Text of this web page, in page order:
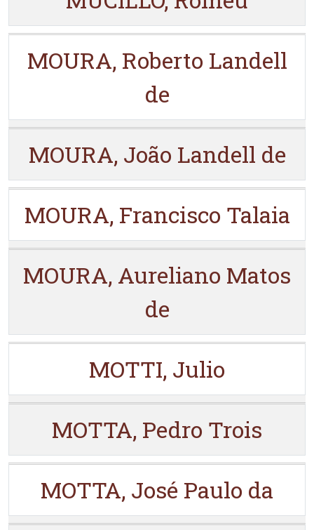
MOURA, Roberto Landell
de
MOURA, João Landell de
MOURA, Francisco Talaia
MOURA, Aureliano Matos
de
MOTTI, Julio
MOTTA, Pedro Trois
MOTTA, José Paulo da